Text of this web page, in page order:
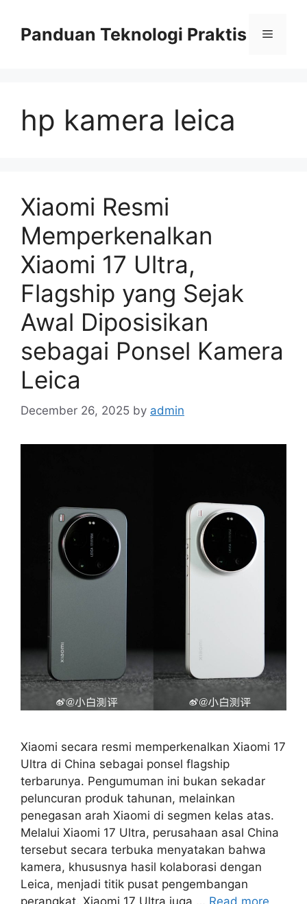
contentPanduan Teknologi Praktis Menu
hp kamera leica
Xiaomi Resmi
Memperkenalkan
Xiaomi 17 Ultra,
Flagship yang Sejak
Awal Diposisikan
sebagai Ponsel Kamera
Leica
December 26, 2025 by admin
Xiaomi secara resmi memperkenalkan Xiaomi 17
Ultra di China sebagai ponsel flagship
terbarunya. Pengumuman ini bukan sekadar
peluncuran produk tahunan, melainkan
penegasan arah Xiaomi di segmen kelas atas.
Melalui Xiaomi 17 Ultra, perusahaan asal China
tersebut secara terbuka menyatakan bahwa
kamera, khususnya hasil kolaborasi dengan
Leica, menjadi titik pusat pengembangan
perangkat. Xiaomi 17 Ultra juga … Read more